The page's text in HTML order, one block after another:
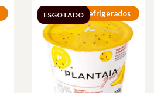
Refrigerados
ESGOTADO